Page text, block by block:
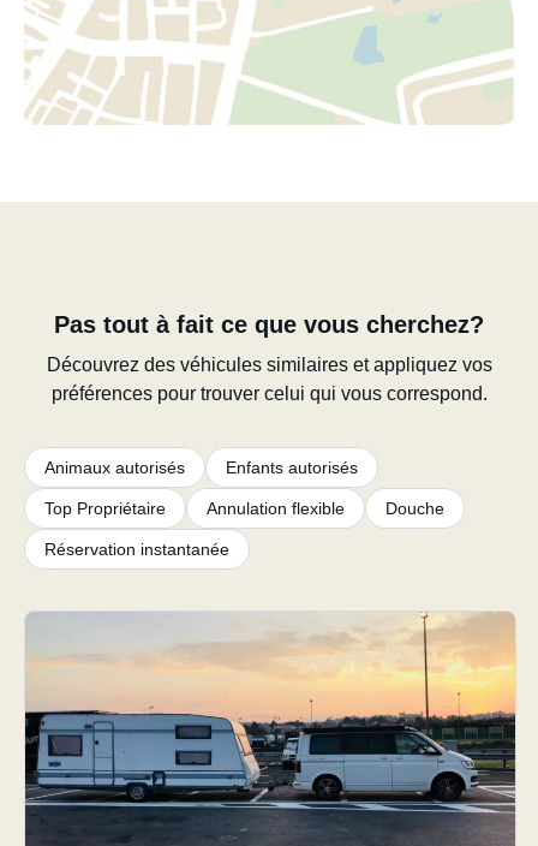
Pas tout à fait ce que vous cherchez?
Découvrez des véhicules similaires et appliquez vos
préférences pour trouver celui qui vous correspond.
Animaux autorisés Enfants autorisés
Top Propriétaire Annulation flexible Douche
Réservation instantanée